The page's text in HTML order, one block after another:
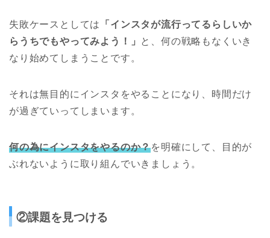
失敗ケースとしては 「インスタが流行ってるらしいか
らうちでもやってみよう！」 と、何の戦略もなくいき
なり始めてしまうことです。
それは無目的にインスタをやることになり、時間だけ
が過ぎていってしまいます。
何の為にインスタをやるのか？を明確にして、目的が
ぶれないように取り組んでいきましょう。
②課題を見つける